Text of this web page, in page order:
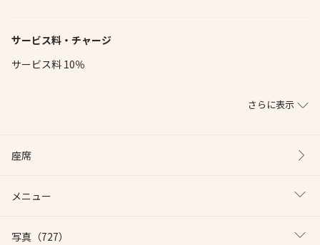
サービス料・チャージ
サービス料 10％
さらに表示
座席
メニュー
写真 （727）